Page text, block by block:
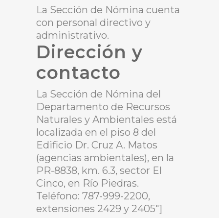
La Sección de Nómina cuenta
con personal directivo y
administrativo.
Dirección y
contacto
La Sección de Nómina del
Departamento de Recursos
Naturales y Ambientales está
localizada en el piso 8 del
Edificio Dr. Cruz A. Matos
(agencias ambientales), en la
PR-8838, km. 6.3, sector El
Cinco, en Río Piedras.
Teléfono: 787-999-2200,
extensiones 2429 y 2405″]